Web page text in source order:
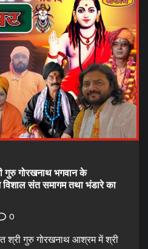
गुरु गोरखनाथ भगवान के
संत समागम तथा भंडारे का
0
श्री गुरु गोरखनाथ आश्रम में श्री